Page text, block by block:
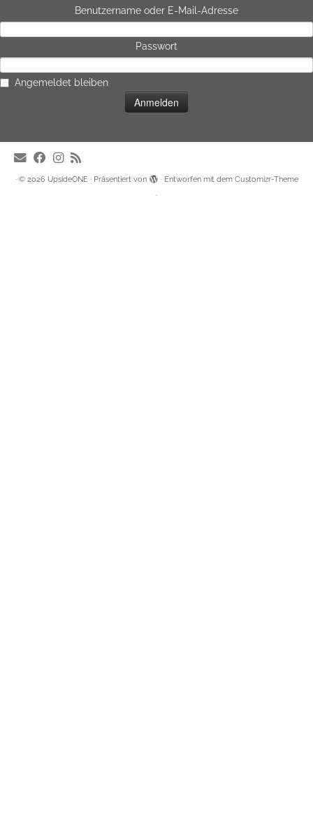
Benutzername oder E-Mail-Adresse
Passwort
Angemeldet bleiben
· © 2026 UpsideONE· Präsentiert von · Entworfen mit dem Customizr-Theme
·